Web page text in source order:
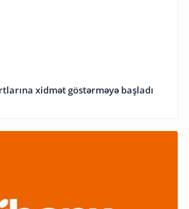
xidmət göstərməyə başladı